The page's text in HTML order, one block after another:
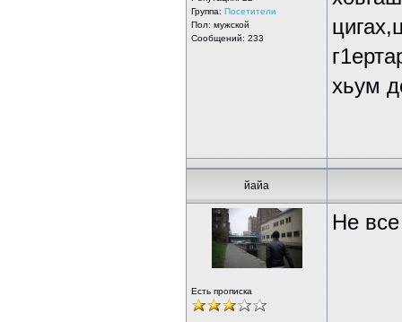
Группа: Посетители
Пол: мужской
Сообщений: 233
хьум
йайа
Есть прописка
Не